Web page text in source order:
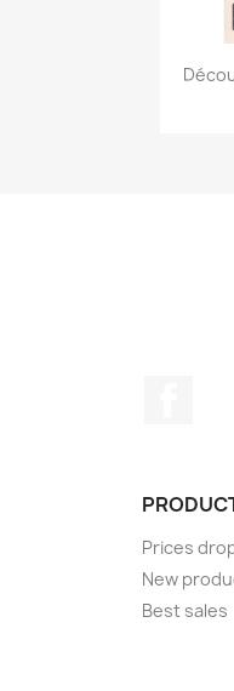
Prices
New
Best sales